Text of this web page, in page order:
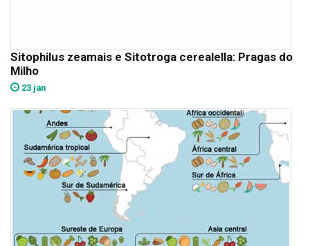
Sitophilus zeamais e Sitotroga cerealella: Pragas do
Milho
23 jan